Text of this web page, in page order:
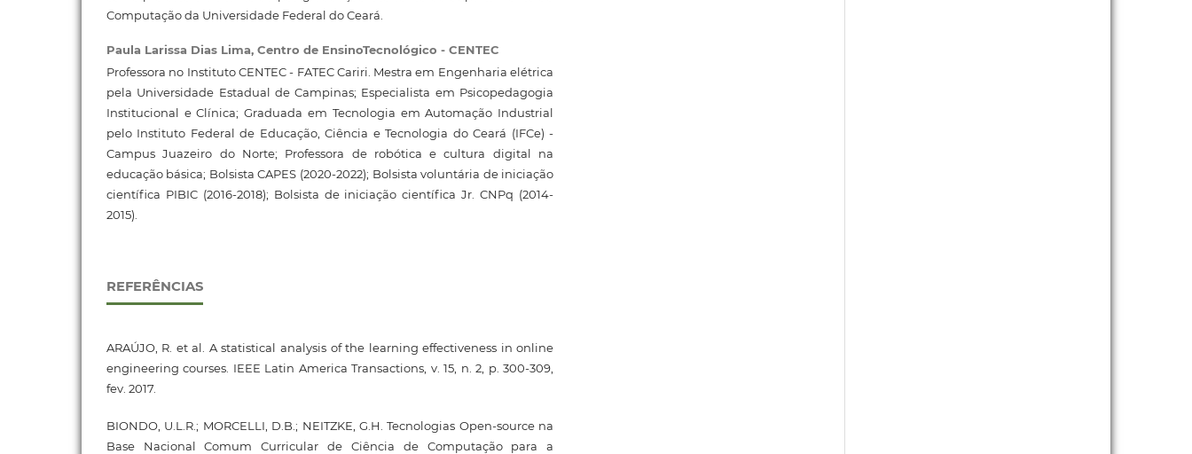
Computação da Universidade Federal do Ceará.
Paula Larissa Dias Lima, Centro de EnsinoTecnológico - CENTEC
Professora no Instituto CENTEC - FATEC Cariri. Mestra em Engenharia elétrica
pela Universidade Estadual de Campinas; Especialista em Psicopedagogia
Institucional e Clínica; Graduada em Tecnologia em Automação Industrial
pelo Instituto Federal de Educação, Ciência e Tecnologia do Ceará (IFCe) -
Campus Juazeiro do Norte; Professora de robótica e cultura digital na
educação básica; Bolsista CAPES (2020-2022); Bolsista voluntária de iniciação
científica PIBIC (2016-2018); Bolsista de iniciação científica Jr. CNPq (2014-
2015).
REFERÊNCIAS
ARAÚJO, R. et al. A statistical analysis of the learning effectiveness in online
engineering courses. IEEE Latin America Transactions, v. 15, n. 2, p. 300-309,
fev. 2017.
BIONDO, U.L.R.; MORCELLI, D.B.; NEITZKE, G.H. Tecnologias Open-source na
Base Nacional Comum Curricular de Ciência de Computação para a